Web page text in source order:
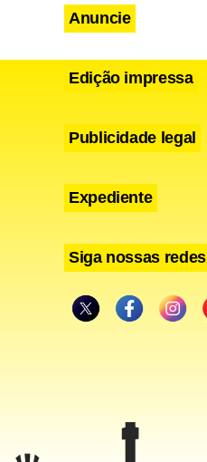
Anuncie
Edição impressa
Publicidade legal
Expediente
Siga nossas redes